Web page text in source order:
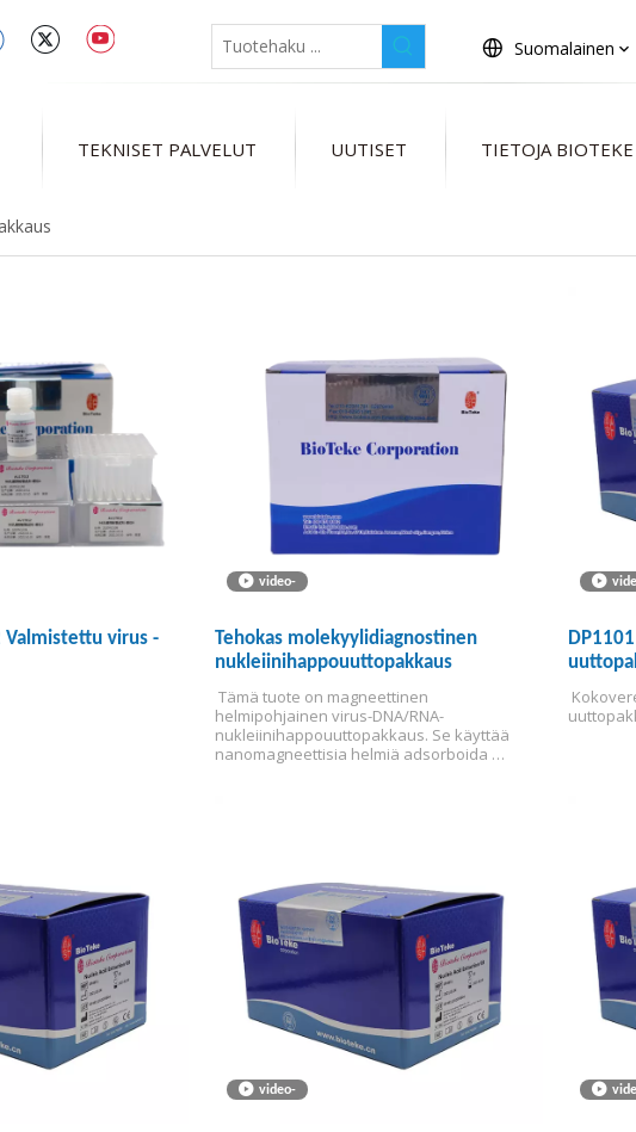
Suomalainen
TEKNISET PALVELUT UUTISET TIETOJA BIOTEKE
virus -
video-
Tehokas molekyylidiagnostinen
nukleiinihappouuttopakkaus
Tämä tuote on magneettinen
helmipohjainen virus-DNA/RNA-
nukleiinihappouuttopakkaus. Se käyttää
nanomagneettisia helmiä adsorboida
välttämään lämmityksen aiheuttamaa
aerosolin saastumista.Tämä tuote voi
erottaa korkean puhtaan patogeenin
nukleiinihapon (DNA/RNA) eri näytteistä,
mukaan lukien soluttomat kehon nesteet,
kuten kudokset, seerumi, plasma, erilaiset
taistelukappaleet, viruksen
säilyttämisliuokset, soluviljelyupernatantit
video-